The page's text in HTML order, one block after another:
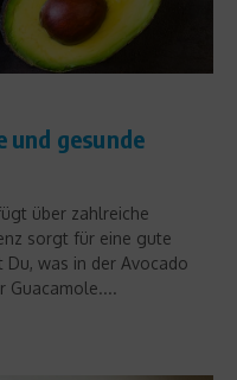
und gesunde
über zahlreiche
sorgt für eine gute
was in der Avocado
Guacamole....